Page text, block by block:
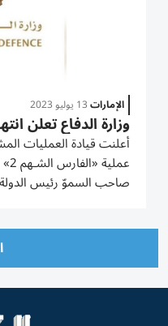
الإمارات13 يوليو 2023
وزارة الدفاع تعلن
أعلنت قيادة العمليات
صاحب السموّ رئيس